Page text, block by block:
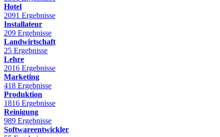
Hotel
2091 Ergebnisse
Installateur
209 Ergebnisse
Landwirtschaft
25 Ergebnisse
Lehre
2016 Ergebnisse
Marketing
418 Ergebnisse
Produktion
1816 Ergebnisse
Reinigung
989 Ergebnisse
Softwareentwickler